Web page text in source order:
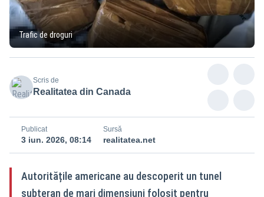
Trafic de droguri
Scris de
Realitatea din Canada
Publicat
3 iun. 2026, 08:14
Sursă
realitatea.net
Autoritățile americane au descoperit un tunel
subteran de mari dimensiuni folosit pentru